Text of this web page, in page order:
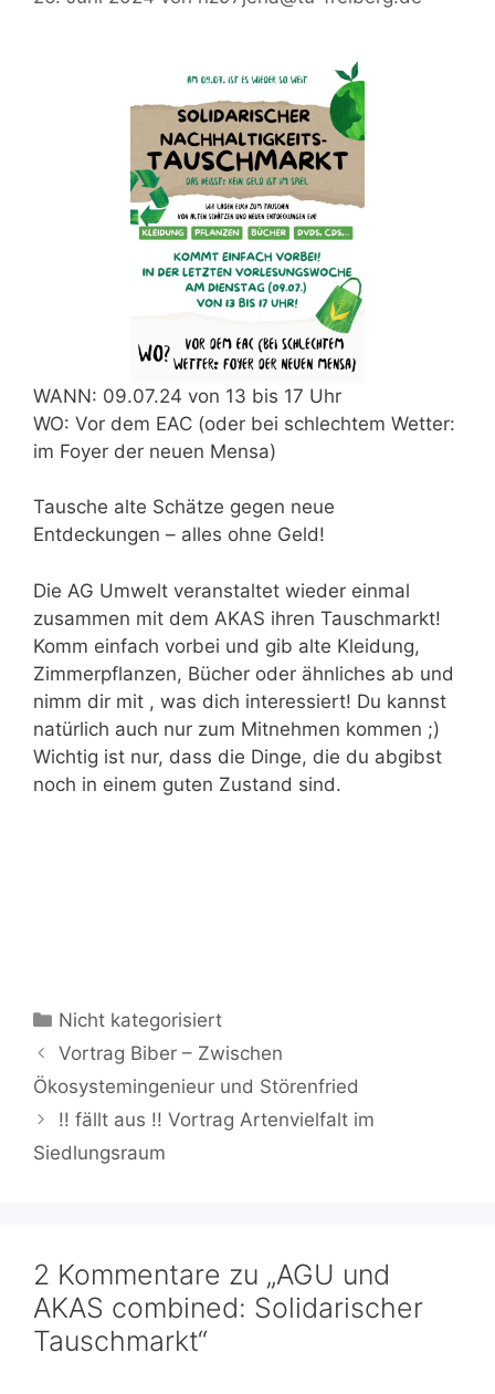
WANN: 09.07.24 von 13 bis 17 Uhr
WO: Vor dem EAC (oder bei schlechtem Wetter:
im Foyer der neuen Mensa)
Tausche alte Schätze gegen neue
Entdeckungen – alles ohne Geld!
Die AG Umwelt veranstaltet wieder einmal
zusammen mit dem AKAS ihren Tauschmarkt!
Komm einfach vorbei und gib alte Kleidung,
Zimmerpflanzen, Bücher oder ähnliches ab und
nimm dir mit , was dich interessiert! Du kannst
natürlich auch nur zum Mitnehmen kommen ;)
Wichtig ist nur, dass die Dinge, die du abgibst
noch in einem guten Zustand sind.
Kategorien
Nicht kategorisiert
Vortrag Biber – Zwischen
Ökosystemingenieur und Störenfried
!! fällt aus !! Vortrag Artenvielfalt im
Siedlungsraum
2 Kommentare zu „AGU und
AKAS combined: Solidarischer
Tauschmarkt“